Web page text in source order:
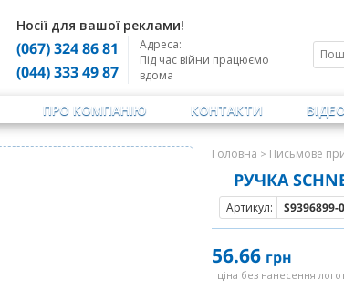
Носії для вашої реклами!
(067) 324 86 81
(044) 333 49 87
Адреса:
Під час війни працюємо
вдома
ПРО КОМПАНІЮ КОНТАКТИ
Головна > Письмове
РУЧКА
Артикул: S9396899-
56.66 грн
ціна без нанесення